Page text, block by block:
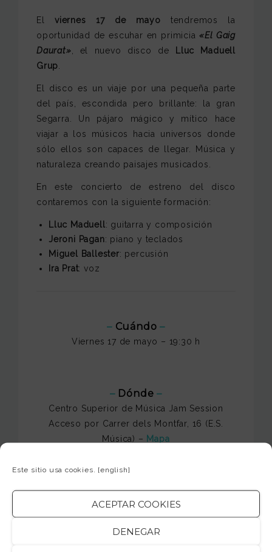
Este sitio usa cookies. [english]
ACEPTAR COOKIES
DENEGAR
Elviernes 17 de mayo tendremos la
oportunidad de escuhar en primicia«El Gaig
Daurat» , el nuevo disco de
Lluc Maduell
Grup
El disco es un viaje por una pequeña parte
del país, escondida pero brillante: la gran
Segarra. Un pájaro mágico y mítico hace
viajar a los músicos hacia universos donde
sólo ellos son capaces de llegar. Música y
naturaleza creando paisajes musicados.
En este concierto de estreno del disco
contaremos con la siguiente formación:
Lluc Maduell: guitarra y composición
Jeroni Pagan: piano y teclados
Miguel Ballester: percusión
Ira Prat: voz
–Cuándo –
Viernes 17 de mayo – 19:30 h
–Dónde –
Centro Superior de Música Jam Session
Acceso por Carrer dels Montfar, 16 (E.S.
Música) – Mapa
–Entrada–
5 € (venta el mismo día del concierto)